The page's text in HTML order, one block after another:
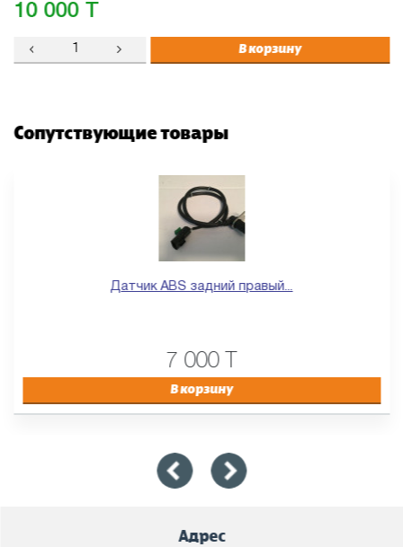
10 000 T
В корзину
Сопутствующие товары
Датчик ABS задний правый...
7 000 T
В корзину
Адрес